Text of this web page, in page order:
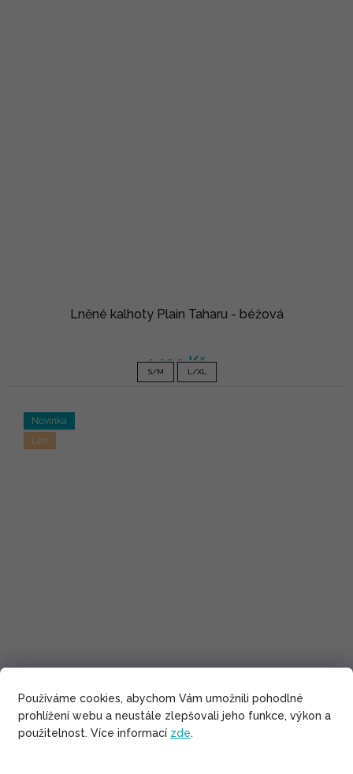
Používáme cookies, abychom Vám umožnili pohodlné
prohlížení webu a neustále zlepšovali jeho funkce, výkon a
použitelnost. Více informací zde.
Lněné kalhoty Plain Taharu - béžová
1 190 Kč
S/M L/XL
Novinka
Len